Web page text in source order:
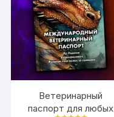
Ветеринарный
паспорт для любых